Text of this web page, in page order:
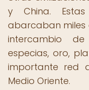
y China.
abarcaban miles
intercambio
especias, oro,
importante red
Medio Oriente.